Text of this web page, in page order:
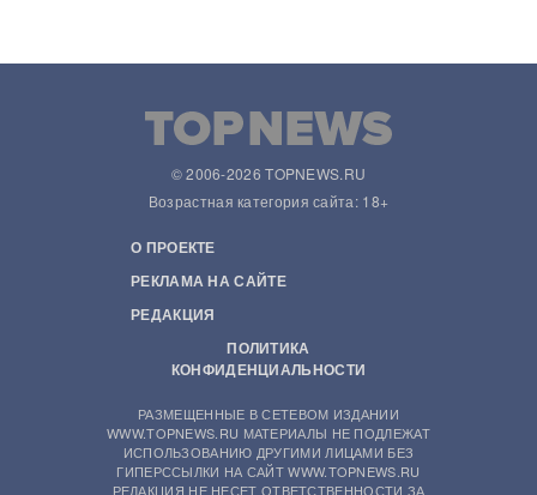
© 2006-2026 TOPNEWS.RU
Возрастная категория сайта: 18+
О ПРОЕКТЕ
РЕКЛАМА НА САЙТЕ
РЕДАКЦИЯ
ПОЛИТИКА
КОНФИДЕНЦИАЛЬНОСТИ
РАЗМЕЩЕННЫЕ В СЕТЕВОМ ИЗДАНИИ
WWW.TOPNEWS.RU МАТЕРИАЛЫ НЕ ПОДЛЕЖАТ
ИСПОЛЬЗОВАНИЮ ДРУГИМИ ЛИЦАМИ БЕЗ
ГИПЕРССЫЛКИ НА САЙТ WWW.TOPNEWS.RU
РЕДАКЦИЯ НЕ НЕСЕТ ОТВЕТСТВЕННОСТИ ЗА